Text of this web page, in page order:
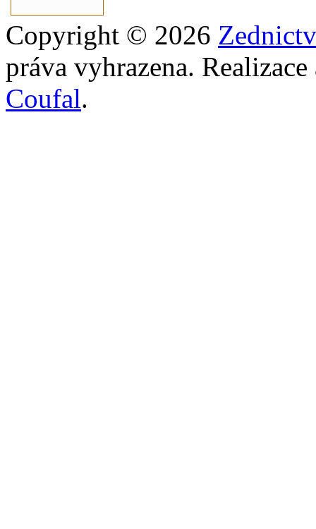
Copyright © 2026
práva vyhrazena.
Coufal.